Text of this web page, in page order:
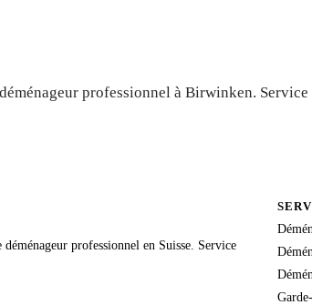
professionnel à Birwinken.
professionnel en Suisse. Service